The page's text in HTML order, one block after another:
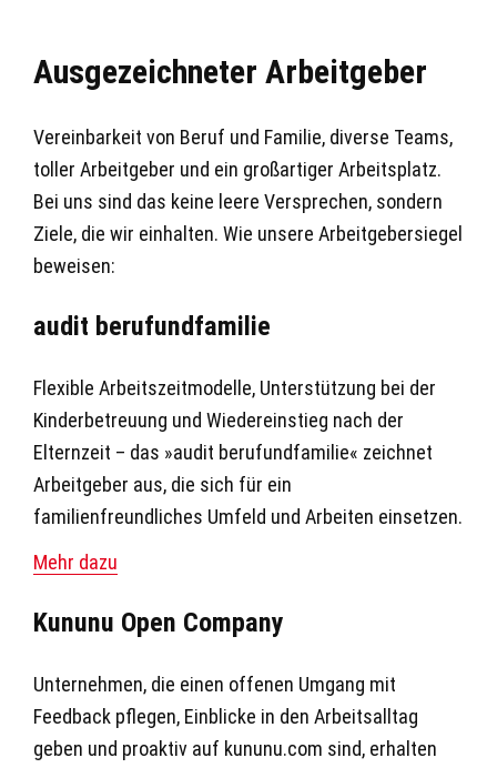
Ausgezeichneter Arbeitgeber
Vereinbarkeit von Beruf und Familie, diverse Teams,
toller Arbeitgeber und ein großartiger Arbeitsplatz.
Bei uns sind das keine leere Versprechen, sondern
Ziele, die wir einhalten. Wie unsere Arbeitgebersiegel
beweisen:
audit berufundfamilie
Flexible Arbeitszeitmodelle, Unterstützung bei der
Kinderbetreuung und Wiedereinstieg nach der
Elternzeit – das »audit berufundfamilie« zeichnet
Arbeitgeber aus, die sich für ein
familienfreundliches Umfeld und Arbeiten einsetzen.
Mehr dazu
Kununu Open Company
Unternehmen, die einen offenen Umgang mit
Feedback pflegen, Einblicke in den Arbeitsalltag
geben und proaktiv auf kununu.com sind, erhalten